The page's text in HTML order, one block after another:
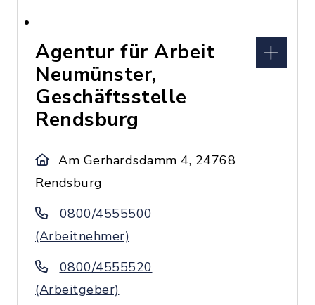
Agentur für Arbeit
Neumünster,
Geschäftsstelle
Rendsburg
Am Gerhardsdamm 4, 24768
Rendsburg
0800/4555500
(Arbeitnehmer)
0800/4555520
(Arbeitgeber)